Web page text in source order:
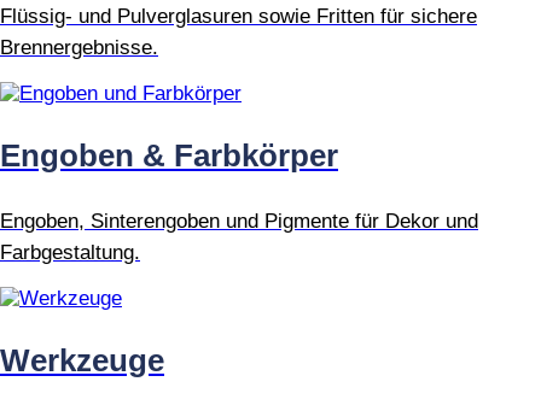
Flüssig- und Pulverglasuren sowie Fritten für sichere
Brennergebnisse.
Engoben & Farbkörper
Engoben, Sinterengoben und Pigmente für Dekor und
Farbgestaltung.
Werkzeuge